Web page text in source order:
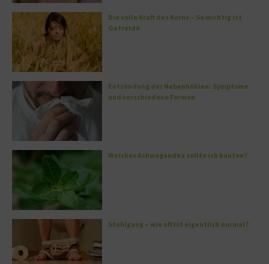
Die volle Kraft des Korns – So wichtig ist
Getreide
Entzündung der Nebenhöhlen: Symptome
und verschiedene Formen
Welches Ashwagandha sollte ich kaufen?
Stuhlgang – wie oft ist eigentlich normal?